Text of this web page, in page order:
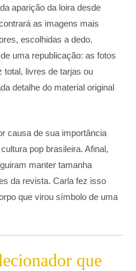
aparição da loira desde
as imagens mais
escolhidas a dedo.
uma republicação: as fotos
total, livres de tarjas ou
detalhe do material original
causa de sua importância
pop brasileira. Afinal,
manter tamanha
da revista. Carla fez isso
que virou símbolo de uma
que